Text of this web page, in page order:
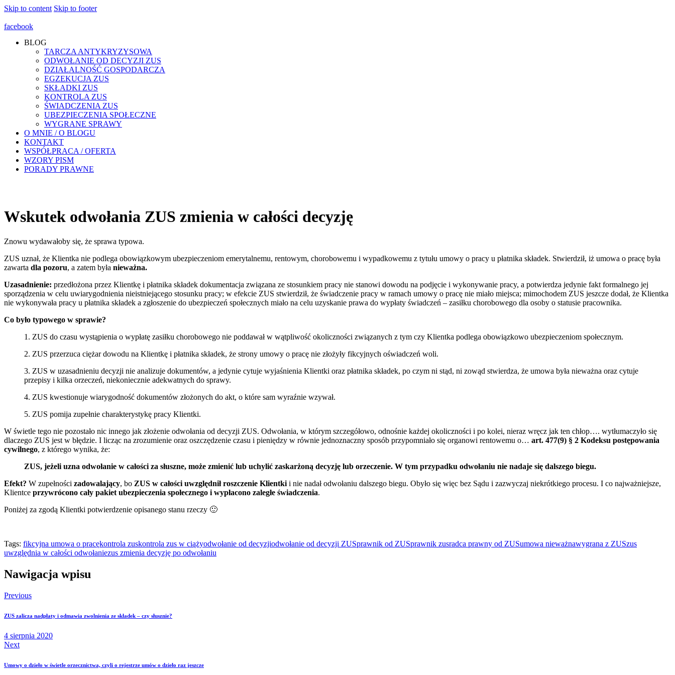
Skip to content Skip to footer
facebook
BLOG
TARCZA ANTYKRYZYSOWA
ODWOŁANIE OD DECYZJI ZUS
DZIAŁALNOŚĆ GOSPODARCZA
EGZEKUCJA ZUS
SKŁADKI ZUS
KONTROLA ZUS
ŚWIADCZENIA ZUS
UBEZPIECZENIA SPOŁECZNE
WYGRANE SPRAWY
O MNIE / O BLOGU
KONTAKT
WSPÓŁPRACA / OFERTA
WZORY PISM
PORADY PRAWNE
Wskutek odwołania ZUS zmienia w całości decyzję
Znowu wydawałoby się, że sprawa typowa.
ZUS uznał, że Klientka nie podlega obowiązkowym ubezpieczeniom emerytalnemu, rentowym, chorobowemu i wypadkowemu z tytułu umowy o pracy u płatnika składek. Stwierdził, iż umowa o pracę była
zawarta dla pozoru, a zatem była nieważna.
Uzasadnienie: przedłożona przez Klientkę i płatnika składek dokumentacja związana ze stosunkiem pracy nie stanowi dowodu na podjęcie i wykonywanie pracy, a potwierdza jedynie fakt formalnego jej
sporządzenia w celu uwiarygodnienia nieistniejącego stosunku pracy; w efekcie ZUS stwierdził, że świadczenie pracy w ramach umowy o pracę nie miało miejsca; mimochodem ZUS jeszcze dodał, że Klientka
nie wykonywała pracy u płatnika składek a zgłoszenie do ubezpieczeń społecznych miało na celu uzyskanie prawa do wypłaty świadczeń – zasiłku chorobowego dla osoby o statusie pracownika.
Co było typowego w sprawie?
1. ZUS do czasu wystąpienia o wypłatę zasiłku chorobowego nie poddawał w wątpliwość okoliczności związanych z tym czy Klientka podlega obowiązkowo ubezpieczeniom społecznym.
2. ZUS przerzuca ciężar dowodu na Klientkę i płatnika składek, że strony umowy o pracę nie złożyły fikcyjnych oświadczeń woli.
3. ZUS w uzasadnieniu decyzji nie analizuje dokumentów, a jedynie cytuje wyjaśnienia Klientki oraz płatnika składek, po czym ni stąd, ni zowąd stwierdza, że umowa była nieważna oraz cytuje
przepisy i kilka orzeczeń, niekoniecznie adekwatnych do sprawy.
4. ZUS kwestionuje wiarygodność dokumentów złożonych do akt, o które sam wyraźnie wzywał.
5. ZUS pomija zupełnie charakterystykę pracy Klientki.
W świetle tego nie pozostało nic innego jak złożenie odwołania od decyzji ZUS. Odwołania, w którym szczegółowo, odnośnie każdej okoliczności i po kolei, nieraz wręcz jak ten chłop…. wytłumaczyło się
dlaczego ZUS jest w błędzie. I licząc na zrozumienie oraz oszczędzenie czasu i pieniędzy w równie jednoznaczny sposób przypomniało się organowi rentowemu o… art. 477(9) § 2 Kodeksu postępowania
cywilnego, z którego wynika, że:
ZUS, jeżeli uzna odwołanie w całości za słuszne, może zmienić lub uchylić zaskarżoną decyzję lub orzeczenie. W tym przypadku odwołaniu nie nadaje się dalszego biegu.
Efekt? W zupełności zadowalający, bo ZUS w całości uwzględnił roszczenie Klientki i nie nadał odwołaniu dalszego biegu. Obyło się więc bez Sądu i zazwyczaj niekrótkiego procesu. I co najważniejsze,
Klientce przywrócono cały pakiet ubezpieczenia społecznego i wypłacono zaległe świadczenia.
Poniżej za zgodą Klientki potwierdzenie opisanego stanu rzeczy 🙂
Tags: fikcyjna umowa o pracękontrola zuskontrola zus w ciążyodwołanie od decyzjiodwołanie od decyzji ZUSprawnik od ZUSprawnik zusradca prawny od ZUSumowa nieważnawygrana z ZUSzus
uwzględnia w całości odwołaniezus zmienia decyzję po odwołaniu
Nawigacja wpisu
Previous
ZUS zalicza nadpłaty i odmawia zwolnienia ze składek – czy słusznie?
4 sierpnia 2020
Next
Umowy o dzieło w świetle orzecznictwa, czyli o rejestrze umów o dzieło raz jeszcze